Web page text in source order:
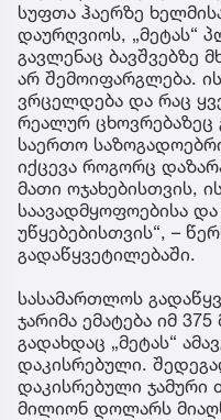
სუფთა ჰაერზე
დაურღვიოს, „მეტას“
გავლენაც
არ შემოიფარგლება.
ვრცელდება და რაც
რეალურ ცხოვრებაზეც
საერთო
იქცევა როგორც
მათი ოჯახებისთვის,
საავადმყოფოებისა
უწყებებისთვის“, –
გადაწყვეტილებაში.
სასამართლოს
ჯარიმა ემატება იმ
გადახდაც „მეტას“
დაკისრებული.
დაკისრებული ჯამური
მილიონ დოლარს